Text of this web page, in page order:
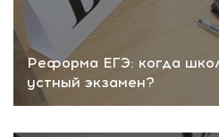
Реформа ЕГЭ: когда
устный экзамен?